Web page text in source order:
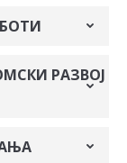
РАЗВОЈ